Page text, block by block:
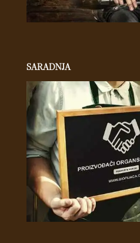
SARADNJA